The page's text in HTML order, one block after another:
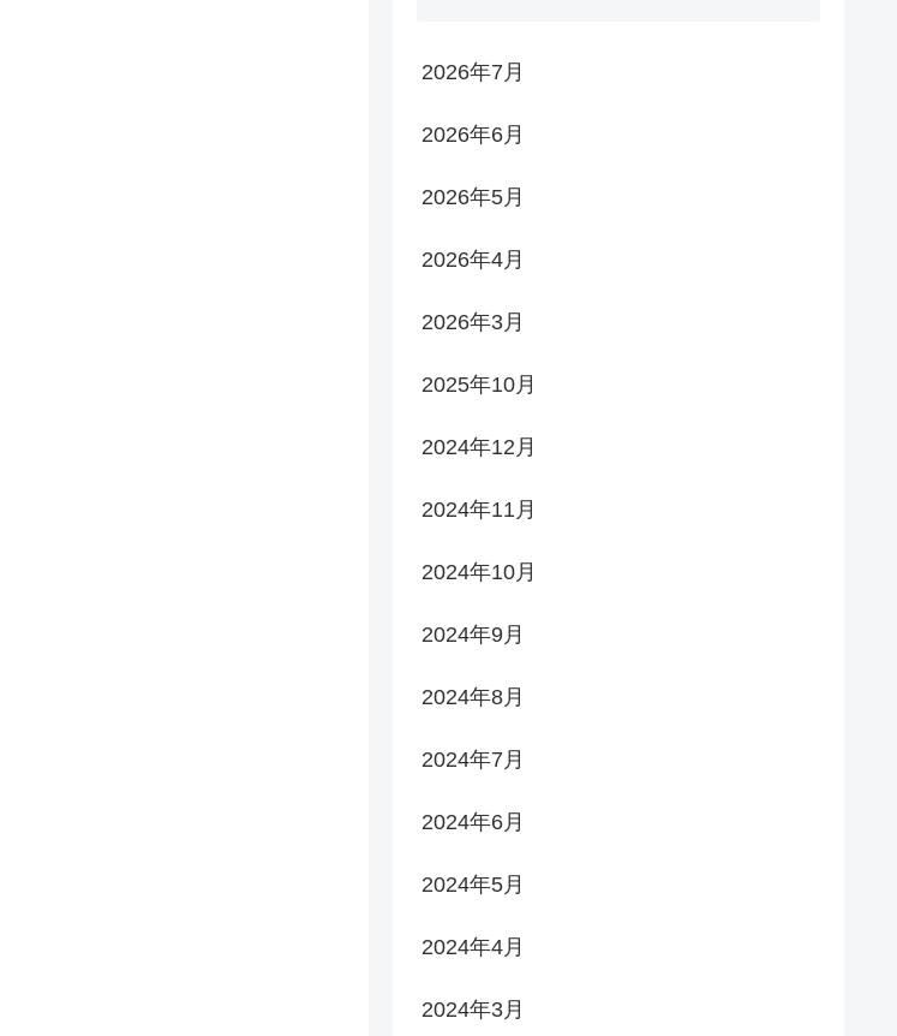
2026年7月
2026年6月
2026年5月
2026年4月
2026年3月
2025年10月
2024年12月
2024年11月
2024年10月
2024年9月
2024年8月
2024年7月
2024年6月
2024年5月
2024年4月
2024年3月